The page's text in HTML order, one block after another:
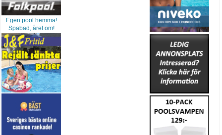
Egen pool hemma!
Spabad, året om!